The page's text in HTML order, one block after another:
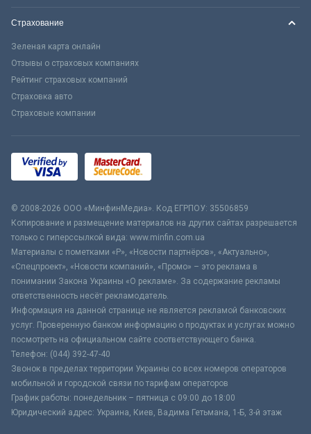
Страхование
Зеленая карта онлайн
Отзывы о страховых компаниях
Рейтинг страховых компаний
Страховка авто
Страховые компании
© 2008-2026 ООО «МинфинМедиа». Код ЕГРПОУ: 35506859
Копирование и размещение материалов на других сайтах разрешается
только с гиперссылкой вида: www.minfin.com.ua
Материалы с пометками «Р», «Новости партнёров», «Актуально»,
«Спецпроект», «Новости компаний», «Промо» – это реклама в
понимании Закона Украины «О рекламе». За содержание рекламы
ответственность несёт рекламодатель.
Информация на данной странице не является рекламой банковских
услуг. Проверенную банком информацию о продуктах и услугах можно
посмотреть на официальном сайте соответствующего банка.
Телефон: (044) 392-47-40
Звонок в пределах территории Украины со всех номеров операторов
мобильной и городской связи по тарифам операторов
График работы: понедельник – пятница с 09:00 до 18:00
Юридический адрес: Украина, Киев, Вадима Гетьмана, 1-Б, 3-й этаж